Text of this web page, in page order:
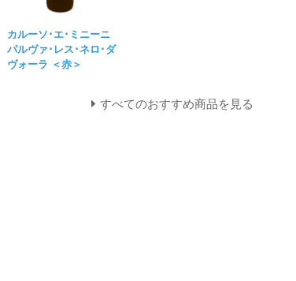
カルーソ･エ･ミニーニ
パルヴァ･レス･ネロ･ダ
ヴォーラ ＜赤＞
すべてのおすすめ商品を見る